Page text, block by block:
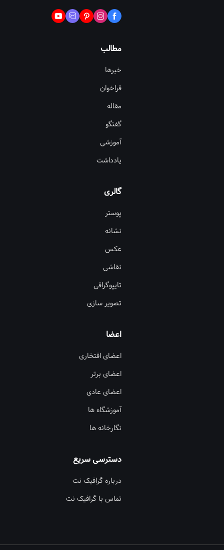
مطالب
خبرها
فراخوان
مقاله
گفتگو
آموزشی
یادداشت
گالری
پوستر
نشانه
عکس
نقاشی
تایپوگرافی
تصویر سازی
اعضا
اعضای افتخاری
اعضای برتر
اعضای عادی
آموزشگاه ها
نگارخانه ها
دسترسی سریع
درباره گرافیک نت
تماس با گرافیک نت